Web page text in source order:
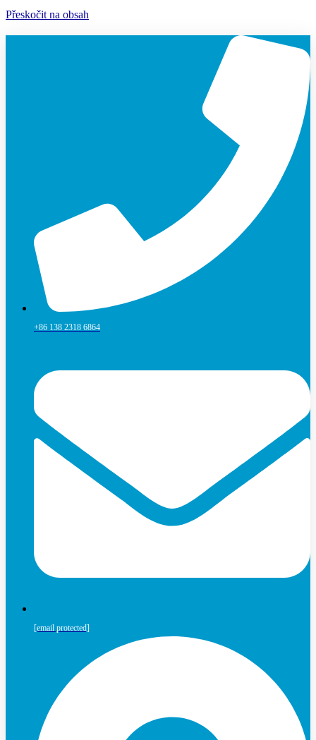
Přeskočit na obsah
+86 138 2318 6864
[email protected]